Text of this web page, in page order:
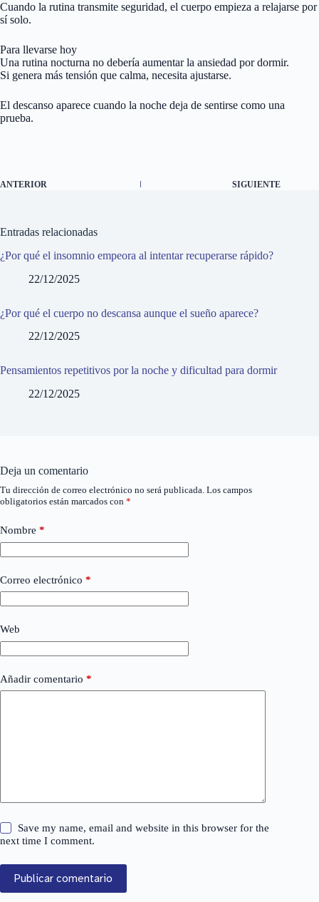
Cuando la rutina transmite seguridad, el cuerpo empieza a relajarse por
sí solo.
Para llevarse hoy
Una rutina nocturna no debería aumentar la ansiedad por dormir.
Si genera más tensión que calma, necesita ajustarse.
El descanso aparece cuando la noche deja de sentirse como una
prueba.
ANTERIOR SIGUIENTE
Entradas relacionadas
¿Por qué el insomnio empeora al intentar recuperarse rápido?
22/12/2025
¿Por qué el cuerpo no descansa aunque el sueño aparece?
22/12/2025
Pensamientos repetitivos por la noche y dificultad para dormir
22/12/2025
Deja un comentario
Tu dirección de correo electrónico no será publicada. Los campos
obligatorios están marcados con *
Nombre *
Correo electrónico *
Web
Añadir comentario *
Save my name, email and website in this browser for the
next time I comment.
Publicar comentario